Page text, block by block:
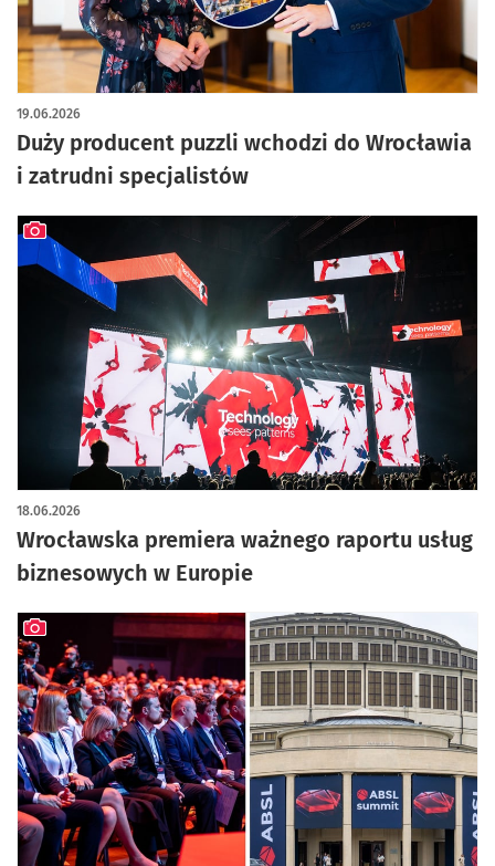
Duży producent puzzli wchodzi do Wrocławia
i zatrudni specjalistów
19.06.2026
artykuł z galerią zdjęć
Wrocławska premiera ważnego raportu usług
biznesowych w Europie
18.06.2026
artykuł z galerią zdjęć